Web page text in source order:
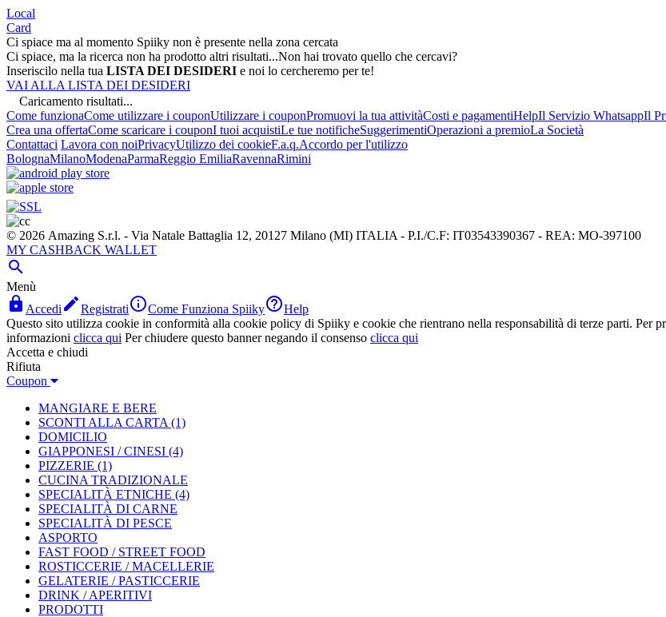
Local
Card
Ci spiace ma al momento Spiiky non è presente nella zona cercata
Ci spiace, ma la ricerca non ha prodotto altri risultati...Non hai trovato quello che cercavi?
Inseriscilo nella tua LISTA DEI DESIDERI e noi lo cercheremo per te!
VAI ALLA LISTA DEI DESIDERI
Caricamento risultati...
Come funzionaCome utilizzare i couponUtilizzare i couponPromuovi la tua attivitàCosti e pagamentiHelpIl Servizio WhatsappIl
Crea una offertaCome scaricare i couponI tuoi acquistiLe tue notificheSuggerimentiOperazioni a premioLa Società
Contattaci Lavora con noiPrivacyUtilizzo dei cookieF.a.q.Accordo per l'utilizzo
BolognaMilanoModenaParmaReggio EmiliaRavennaRimini
© 2026 Amazing S.r.l. - Via Natale Battaglia 12, 20127 Milano (MI) ITALIA - P.I./C.F: IT03543390367 - REA: MO-397100
MY CASHBACK WALLET

Menù
 Accedi RegistratiCome Funziona SpiikyHelp
Questo sito utilizza cookie in conformità alla cookie policy di Spiiky e cookie che rientrano nella responsabilità di terze parti. Per
informazioni clicca qui Per chiudere questo banner negando il consenso clicca qui
Accetta e chiudi
Rifiuta
Coupon
MANGIARE E BERE
SCONTI ALLA CARTA (1)
DOMICILIO
GIAPPONESI / CINESI (4)
PIZZERIE (1)
CUCINA TRADIZIONALE
SPECIALITÀ ETNICHE (4)
SPECIALITÀ DI CARNE
SPECIALITÀ DI PESCE
ASPORTO
FAST FOOD / STREET FOOD
ROSTICCERIE / MACELLERIE
GELATERIE / PASTICCERIE
DRINK / APERITIVI
PRODOTTI